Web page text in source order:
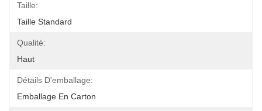
Taille:
Taille Standard
Qualité:
Haut
Détails D'emballage:
Emballage En Carton